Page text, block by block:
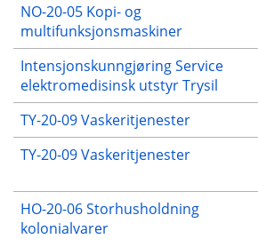
NO-20-05 Kopi- og
multifunksjonsmaskiner
Intensjonskunngjøring Service
elektromedisinsk utstyr Trysil
TY-20-09 Vaskeritjenester
TY-20-09 Vaskeritjenester
HO-20-06 Storhusholdning
kolonialvarer